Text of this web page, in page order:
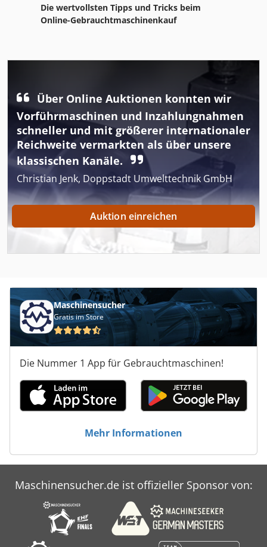
Die wertvollsten Tipps und Tricks beim
Online-Gebrauchtmaschinenkauf
Über Online Auktionen konnten wir
Vorführmaschinen und Inzahlungnahmen
schneller und mit größerer internationaler
Reichweite vermarkten als über unsere
klassischen Kanäle.
Christian Jenk, Doppstadt Umwelttechnik GmbH
Auktion einreichen
Maschinensucher
Gratis im Store
Die Nummer 1 App für Gebrauchtmaschinen!
Mehr Informationen
Maschinensucher.de ist offizieller Sponsor von: